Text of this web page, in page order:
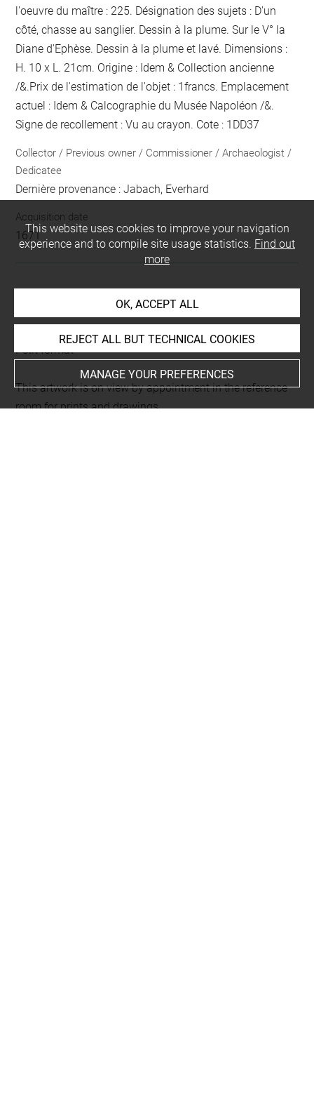
l'oeuvre du maître : 225. Désignation des sujets : D'un
côté, chasse au sanglier. Dessin à la plume. Sur le V° la
Diane d'Ephèse. Dessin à la plume et lavé. Dimensions :
H. 10 x L. 21cm. Origine : Idem & Collection ancienne
/&.Prix de l'estimation de l'objet : 1francs. Emplacement
actuel : Idem & Calcographie du Musée Napoléon /&.
Signe de recollement :Vu au crayon. Cote : 1DD37
Collector / Previous owner / Commissioner / Archaeologist /
Dedicatee
Dernière provenance : Jabach, Everhard
Acquisition date
1671
Petit format
This artwork is on view by appointment in the reference
room for prints and drawings
This website uses cookies to improve your navigation
experience and to compile site usage statistics. Find out
more
OK, ACCEPT ALL
REJECT ALL BUT TECHNICAL COOKIES
MANAGE YOUR PREFERENCES